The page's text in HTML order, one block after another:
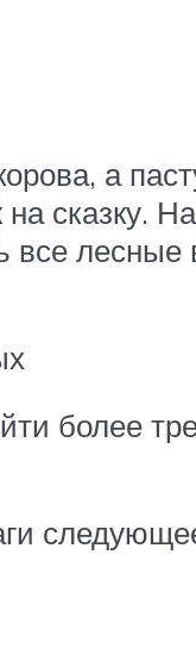
а
сказку.
все лесные
более